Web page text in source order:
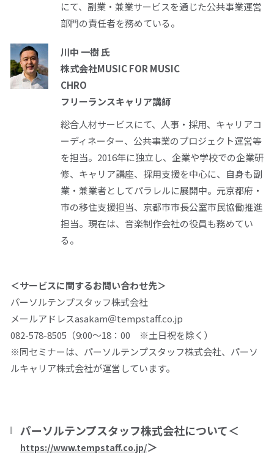
にて、副業・兼業サービスを通じた公共事業運営
部門の責任者を務めている。
川中 一樹 氏
株式会社MUSIC FOR MUSIC
CHRO
フリーランスキャリア講師
総合人材サービスにて、人事・採用、キャリアコ
ーディネーター、公共事業のプロジェクト運営等
を担当。2016年に独立し、企業や学校での企業研
修、キャリア講座、採用支援を中心に、自身も副
業・兼業者としてパラレルに展開中。元京都府・
市の移住支援担当、京都市市長公室市民協働推進
担当。現在は、音楽制作会社の役員も務めてい
る。
＜サービスに関するお問い合わせ先＞
パーソルテンプスタッフ株式会社
メールアドレスasakam＠tempstaff.co.jp
082-578-8505（9:00～18 ： 00 ※土日祝を除く）
※同セミナーは、パーソルテンプスタッフ株式会社、パーソ
ルキャリア株式会社が運営しています。
パーソルテンプスタッフ株式会社について＜
https://www.tempstaff.co.jp/＞